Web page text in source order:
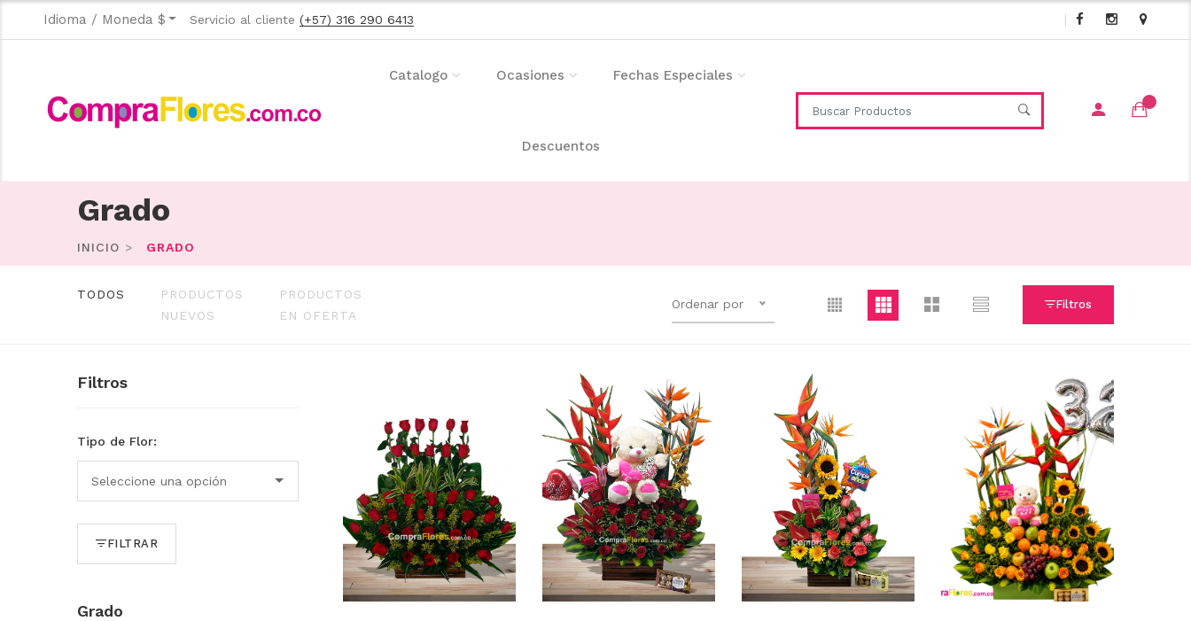
Idioma / Moneda $ Servicio al cliente(+57) 316 290 6413 |
Catalogo Ocasiones Fechas Especiales
Descuentos
Grado
INICIO GRADO
TODOS
PRODUCTOS
NUEVOS
PRODUCTOS
EN OFERTA
Ordenar por Filtros
Filtros
Tipo de Flor:
FILTRAR
Grado